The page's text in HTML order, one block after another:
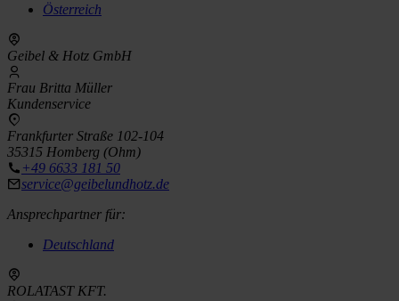
Österreich
Geibel & Hotz GmbH
Frau Britta Müller
Kundenservice
Frankfurter Straße 102-104
35315 Homberg (Ohm)
+49 6633 181 50
service@geibelundhotz.de
Ansprechpartner für:
Deutschland
ROLATAST KFT.